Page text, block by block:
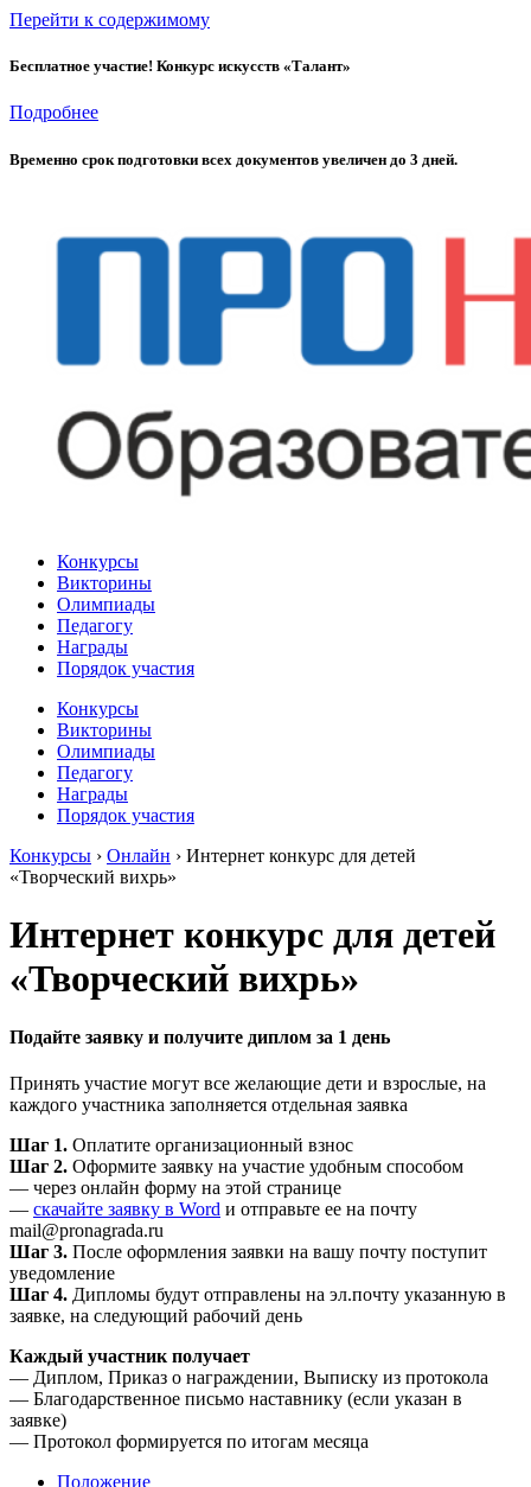
Перейти к содержимому
Бесплатное участие! Конкурс искусств «Талант»
Подробнее
Временно cрок подготовки всех документов увеличен до 3 дней.
Конкурсы
Викторины
Олимпиады
Педагогу
Награды
Порядок участия
Конкурсы
Викторины
Олимпиады
Педагогу
Награды
Порядок участия
Конкурсы › Онлайн › Интернет конкурс для детей
«Творческий вихрь»
Интернет конкурс для детей
«Творческий вихрь»
Подайте заявку и получите диплом за 1 день
Принять участие могут все желающие дети и взрослые, на
каждого участника заполняется отдельная заявка
Шаг 1. Оплатите организационный взнос
Шаг 2. Оформите заявку на участие удобным способом
— через онлайн форму на этой странице
— скачайте заявку в Word и отправьте ее на почту
mail@pronagrada.ru
Шаг 3. После оформления заявки на вашу почту поступит
уведомление
Шаг 4. Дипломы будут отправлены на эл.почту указанную в
заявке, на следующий рабочий день
Каждый участник получает
— Диплом, Приказ о награждении, Выписку из протокола
— Благодарственное письмо наставнику (если указан в
заявке)
— Протокол формируется по итогам месяца
Положение